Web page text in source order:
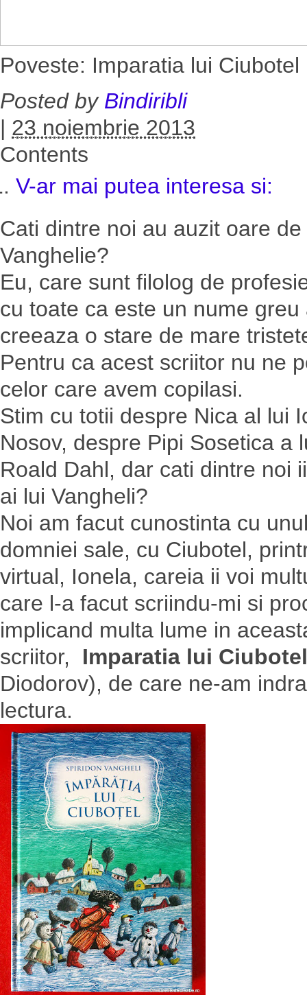
Poveste: Imparatia lui Ciubotel
Posted by Bindiribli
| 23 noiembrie 2013
Contents
V-ar mai putea interesa si:
Cati dintre noi au auzit oare
Vanghelie?
Eu, care sunt filolog de
cu toate ca este un nume
creeaza o stare de mare
Pentru ca acest scriitor nu ne
celor care avem copilasi.
Stim cu totii despre Nica al lui
Nosov, despre Pipi Sosetica a
Roald Dahl, dar cati dintre noi
ai lui Vangheli?
Noi am facut cunostinta cu
domniei sale, cu Ciubotel,
virtual, Ionela, careia ii voi
care l-a facut scriindu-mi si
implicand multa lume in
scriitor, Imparatia lui Ciubotel
Diodorov), de care ne-am
lectura.